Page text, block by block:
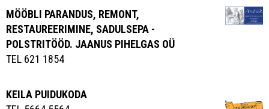
MÖÖBLI PARANDUS, REMONT,
RESTAUREERIMINE, SADULSEPA -
POLSTRITÖÖD. JAANUS PIHELGAS OÜ
TEL 621 1854
KEILA PUIDUKODA